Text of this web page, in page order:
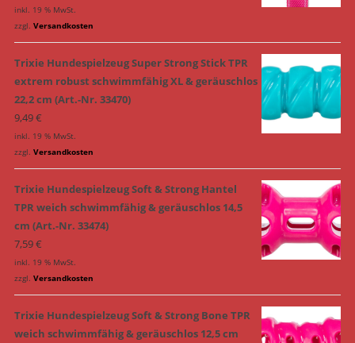
inkl. 19 % MwSt.
zzgl. Versandkosten
Trixie Hundespielzeug Super Strong Stick TPR
extrem robust schwimmfähig XL & geräuschlos
22,2 cm (Art.-Nr. 33470)
9,49€
inkl. 19 % MwSt.
zzgl. Versandkosten
Trixie Hundespielzeug Soft & Strong Hantel
TPR weich schwimmfähig & geräuschlos 14,5
cm (Art.-Nr. 33474)
7,59€
inkl. 19 % MwSt.
zzgl. Versandkosten
Trixie Hundespielzeug Soft & Strong Bone TPR
weich schwimmfähig & geräuschlos 12,5 cm